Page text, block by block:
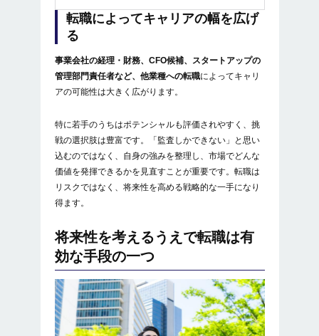
転職によってキャリアの幅を広げ
る
事業会社の経理・財務、CFO候補、スタートアップの
管理部門責任者など、他業種への転職によってキャリ
アの可能性は大きく広がります。
特に若手のうちはポテンシャルも評価されやすく、挑
戦の選択肢は豊富です。「監査しかできない」と思い
込むのではなく、自身の強みを整理し、市場でどんな
価値を発揮できるかを見直すことが重要です。転職は
リスクではなく、将来性を高める戦略的な一手になり
得ます。
将来性を考えるうえで転職は有
効な手段の一つ